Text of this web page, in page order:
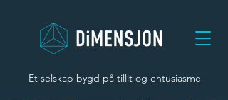
Et selskap bygd på tillit og entusiasme